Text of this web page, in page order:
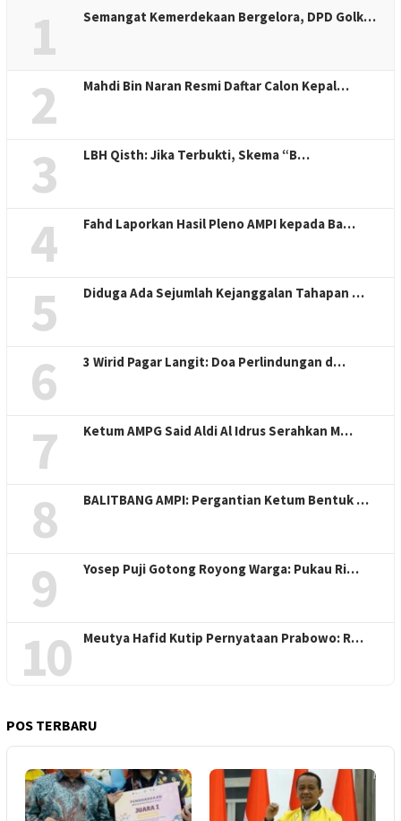
1 Semangat Kemerdekaan Bergelora, DPD Golk…
2 Mahdi Bin Naran Resmi Daftar Calon Kepal…
3 LBH Qisth: Jika Terbukti, Skema “B…
4 Fahd Laporkan Hasil Pleno AMPI kepada Ba…
5 Diduga Ada Sejumlah Kejanggalan Tahapan …
6 3 Wirid Pagar Langit: Doa Perlindungan d…
7 Ketum AMPG Said Aldi Al Idrus Serahkan M…
8 BALITBANG AMPI: Pergantian Ketum Bentuk …
9 Yosep Puji Gotong Royong Warga: Pukau Ri…
10 Meutya Hafid Kutip Pernyataan Prabowo: R…
POS TERBARU